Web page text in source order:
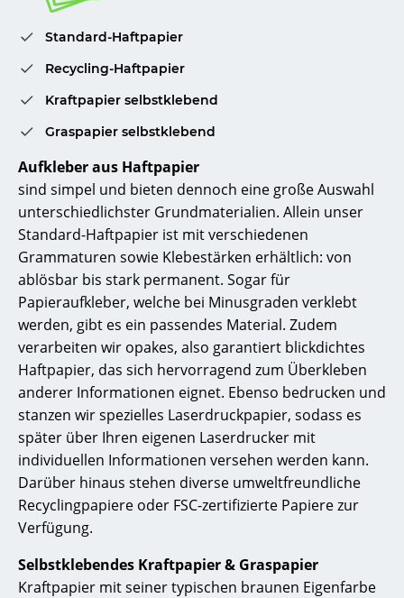
Standard-Haftpapier
Recycling-Haftpapier
Kraftpapier selbstklebend
Graspapier selbstklebend
Aufkleber aus Haftpapier
sind simpel und bieten dennoch eine große Auswahl
unterschiedlichster Grundmaterialien. Allein unser
Standard-Haftpapier ist mit verschiedenen
Grammaturen sowie Klebestärken erhältlich: von
ablösbar bis stark permanent. Sogar für
Papieraufkleber, welche bei Minusgraden verklebt
werden, gibt es ein passendes Material. Zudem
verarbeiten wir opakes, also garantiert blickdichtes
Haftpapier, das sich hervorragend zum Überkleben
anderer Informationen eignet. Ebenso bedrucken und
stanzen wir spezielles Laserdruckpapier, sodass es
später über Ihren eigenen Laserdrucker mit
individuellen Informationen versehen werden kann.
Darüber hinaus stehen diverse umweltfreundliche
Recyclingpapiere oder FSC-zertifizierte Papiere zur
Verfügung.
Selbstklebendes Kraftpapier & Graspapier
Kraftpapier mit seiner typischen braunen Eigenfarbe